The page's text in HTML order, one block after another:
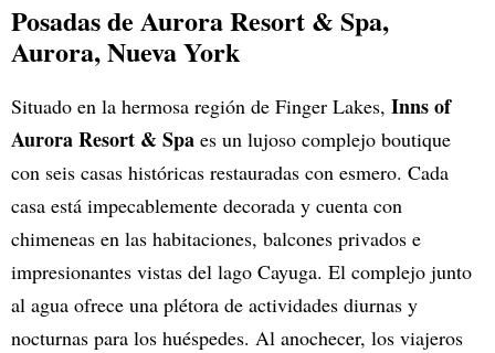
Posadas de Aurora Resort & Spa,
Aurora, Nueva York
Situado en la hermosa región de Finger Lakes, Inns of
Aurora Resort & Spa es un lujoso complejo boutique
con seis casas históricas restauradas con esmero. Cada
casa está impecablemente decorada y cuenta con
chimeneas en las habitaciones, balcones privados e
impresionantes vistas del lago Cayuga. El complejo junto
al agua ofrece una plétora de actividades diurnas y
nocturnas para los huéspedes. Al anochecer, los viajeros